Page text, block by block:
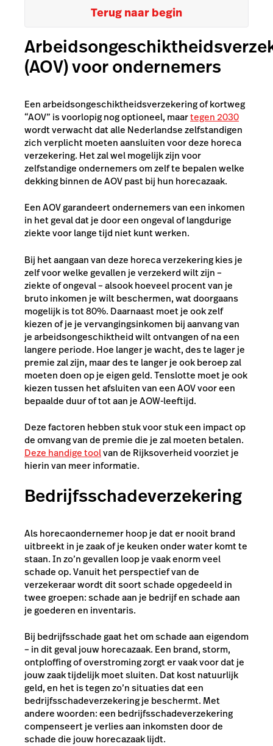
Terug naar begin
(AOV) voor ondernemers
Een arbeidsongeschiktheidsverzekering of kortweg
“AOV” is voorlopig nog optioneel, maartegen 2030
wordt verwacht dat alle Nederlandse zelfstandigen
zich verplicht moeten aansluiten voor deze horeca
verzekering. Het zal wel mogelijk zijn voor
zelfstandige ondernemers om zelf te bepalen welke
dekking binnen de AOV past bij hun horecazaak.
Een AOV garandeert ondernemers van een inkomen
in het geval dat je door een ongeval of langdurige
ziekte voor lange tijd niet kunt werken.
Bij het aangaan van deze horeca verzekering kies je
zelf voor welke gevallen je verzekerd wilt zijn –
ziekte of ongeval – alsook hoeveel procent van je
bruto inkomen je wilt beschermen, wat doorgaans
mogelijk is tot 80%. Daarnaast moet je ook zelf
kiezen of je je vervangingsinkomen bij aanvang van
je arbeidsongeschiktheid wilt ontvangen of na een
langere periode. Hoe langer je wacht, des te lager je
premie zal zijn, maar des te langer je ook beroep zal
moeten doen op je eigen geld. Tenslotte moet je ook
kiezen tussen het afsluiten van een AOV voor een
bepaalde duur of tot aan je AOW-leeftijd.
Deze factoren hebben stuk voor stuk een impact op
de omvang van de premie die je zal moeten betalen.
Deze handige toolvan de Rijksoverheid voorziet je
hierin van meer informatie.
Bedrijfsschadeverzekering
Als horecaondernemer hoop je dat er nooit brand
uitbreekt in je zaak of je keuken onder water komt te
staan. In zo’n gevallen loop je vaak enorm veel
schade op. Vanuit het perspectief van de
verzekeraar wordt dit soort schade opgedeeld in
twee groepen: schade aan je bedrijf en schade aan
je goederen en inventaris.
Bij bedrijfsschade gaat het om schade aan eigendom
– in dit geval jouw horecazaak. Een brand, storm,
ontploffing of overstroming zorgt er vaak voor dat je
jouw zaak tijdelijk moet sluiten. Dat kost natuurlijk
geld, en het is tegen zo’n situaties dat een
bedrijfsschadeverzekering je beschermt. Met
andere woorden: een bedrijfsschadeverzekering
compenseert je verlies aan inkomsten door de
schade die jouw horecazaak lijdt.